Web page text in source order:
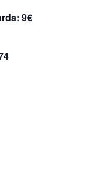
9€